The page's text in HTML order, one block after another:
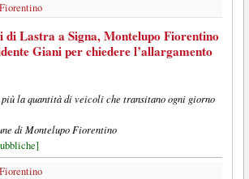
di Lastra a Signa, Montelupo Fiorentino
Giani per chiedere l’allargamento
più la quantità di veicoli che transitano ogni giorno
di Montelupo Fiorentino